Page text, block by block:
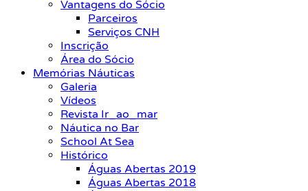
Vantagens do Sócio
Parceiros
Serviços CNH
Inscrição
Área do Sócio
Memórias Náuticas
Galeria
Vídeos
Revista Ir_ao_mar
Náutica no Bar
School At Sea
Histórico
Águas Abertas 2019
Águas Abertas 2018